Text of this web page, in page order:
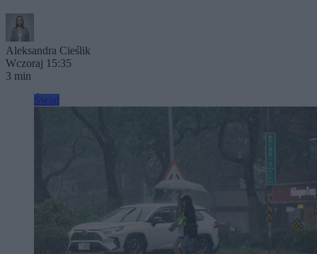
Aleksandra Cieślik
Wczoraj 15:35
3 min